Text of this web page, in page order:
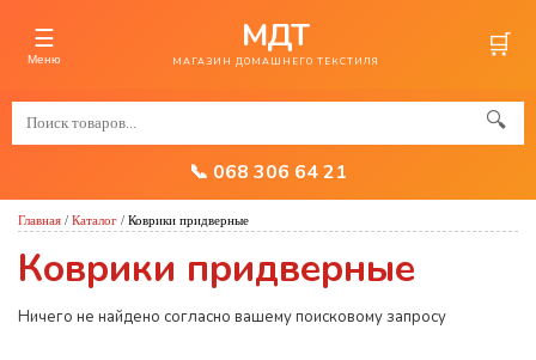
☰
Меню
МДТ
МАГАЗИН ДОМАШНЕГО ТЕКСТИЛЯ 🛒
🔍
📞 068 306 64 21
Главная / Каталог / Коврики придверные
Коврики придверные
Ничего не найдено согласно вашему поисковому запросу